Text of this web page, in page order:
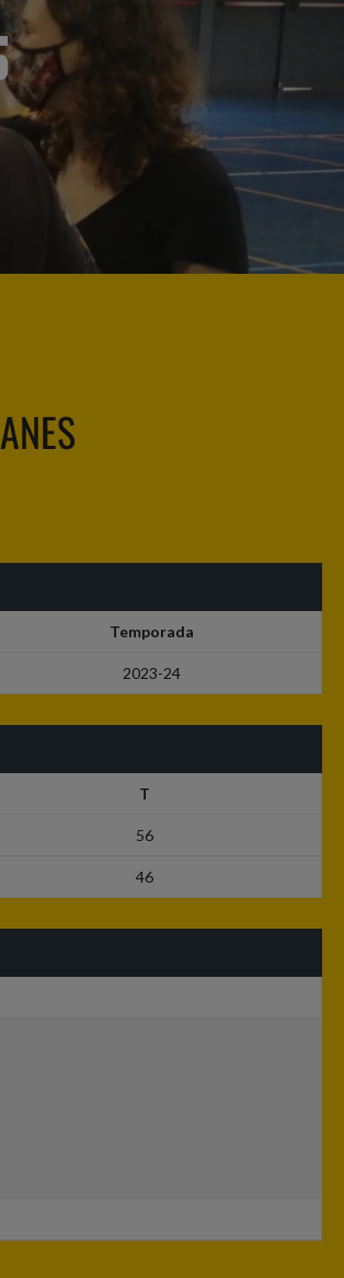
Temporada
2023-24
T
56
46